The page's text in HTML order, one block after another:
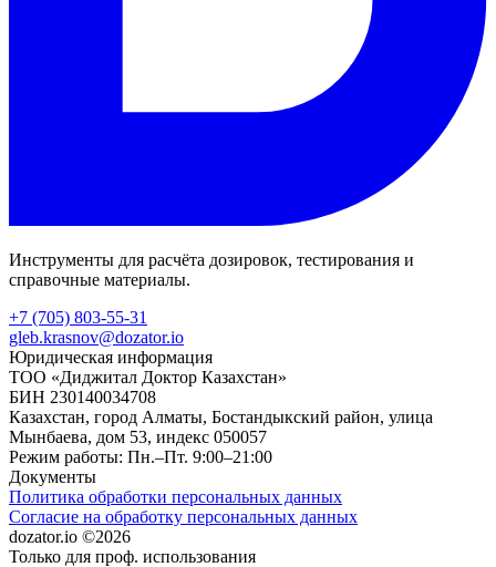
Инструменты для расчёта дозировок, тестирования и
справочные материалы.
+7 (705) 803-55-31
gleb.krasnov@dozator.io
Юридическая информация
ТОО «Диджитал Доктор Казахстан»
БИН 230140034708
Казахстан, город Алматы, Бостандыкский район, улица
Мынбаева, дом 53, индекс 050057
Режим работы: Пн.–Пт. 9:00–21:00
Документы
Политика обработки персональных данных
Согласие на обработку персональных данных
dozator.io ©2026
Только для проф. использования